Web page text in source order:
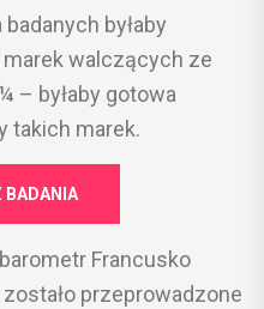
byłaby
marek walczących ze
– byłaby gotowa
takich marek.
BADANIA
Francusko
przeprowadzone